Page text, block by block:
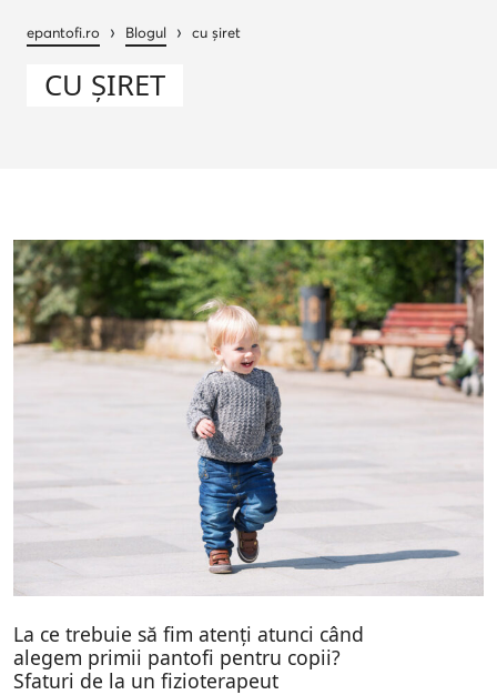
epantofi.ro › Blogul › cu șiret
CU ȘIRET
La ce trebuie să fim atenți atunci când
alegem primii pantofi pentru copii?
Sfaturi de la un fizioterapeut